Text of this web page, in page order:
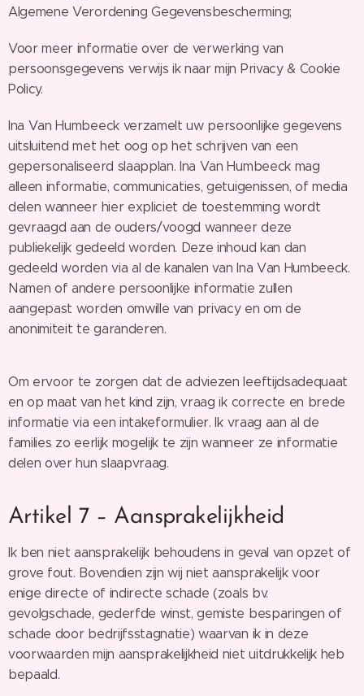
Algemene Verordening Gegevensbescherming;
Voor meer informatie over de verwerking van
persoonsgegevens verwijs ik naar mijn Privacy & Cookie
Policy.
Ina Van Humbeeck verzamelt uw persoonlijke gegevens
uitsluitend met het oog op het schrijven van een
gepersonaliseerd slaapplan. Ina Van Humbeeck mag
alleen informatie, communicaties, getuigenissen, of media
delen wanneer hier expliciet de toestemming wordt
gevraagd aan de ouders/voogd wanneer deze
publiekelijk gedeeld worden. Deze inhoud kan dan
gedeeld worden via al de kanalen van Ina Van Humbeeck.
Namen of andere persoonlijke informatie zullen
aangepast worden omwille van privacy en om de
anonimiteit te garanderen.
Om ervoor te zorgen dat de adviezen leeftijdsadequaat
en op maat van het kind zijn, vraag ik correcte en brede
informatie via een intakeformulier. Ik vraag aan al de
families zo eerlijk mogelijk te zijn wanneer ze informatie
delen over hun slaapvraag.
Artikel 7 – Aansprakelijkheid
Ik ben niet aansprakelijk behoudens in geval van opzet of
grove fout. Bovendien zijn wij niet aansprakelijk voor
enige directe of indirecte schade (zoals bv.
gevolgschade, gederfde winst, gemiste besparingen of
schade door bedrijfsstagnatie) waarvan ik in deze
voorwaarden mijn aansprakelijkheid niet uitdrukkelijk heb
bepaald.